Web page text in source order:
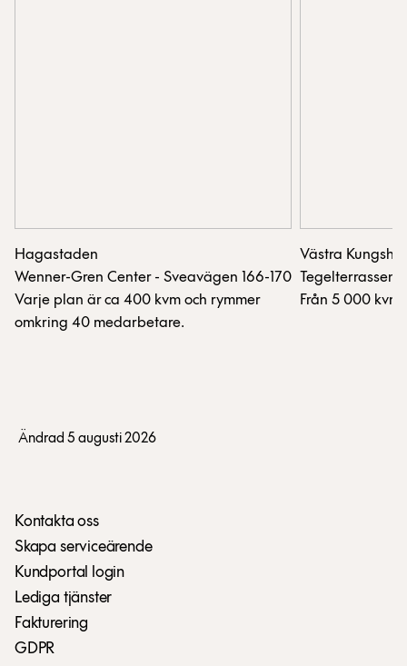
Hagastaden
Wenner-Gren Center - Sveavägen 166-170
Varje plan är ca 400 kvm och rymmer
omkring 40 medarbetare.
Västra
Tegelterrassen
Från 5 000
Ändrad 5 augusti 2026
Kontakta oss
Skapa serviceärende
Kundportal login
Lediga tjänster
Fakturering
GDPR